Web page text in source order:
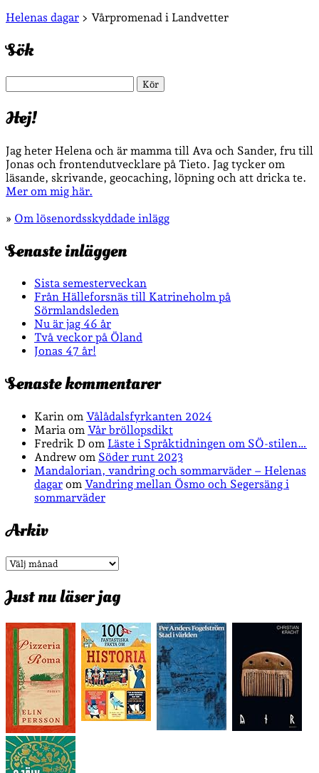
Sidopanel
Helenas dagar > Vårpromenad i Landvetter
Sök
Hej!
Jag heter Helena och är mamma till Ava och Sander, fru till
Jonas och frontendutvecklare på Tieto. Jag tycker om
läsande, skrivande, geocaching, löpning och att dricka te.
Mer om mig här.
» Om lösenordsskyddade inlägg
Senaste inläggen
Sista semesterveckan
Från Hälleforsnäs till Katrineholm på
Sörmlandsleden
Nu är jag 46 år
Två veckor på Öland
Jonas 47 år!
Senaste kommentarer
Karin om Vålådalsfyrkanten 2024
Maria om Vår bröllopsdikt
Fredrik D om Läste i Språktidningen om SÖ-stilen…
Andrew om Söder runt 2023
Mandalorian, vandring och sommarväder – Helenas
dagar om Vandring mellan Ösmo och Segersäng i
sommarväder
Arkiv
Arkiv
Just nu läser jag